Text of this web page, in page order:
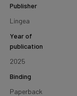
Publisher
Lingea
Year of
publication
2025
Binding
Paperback